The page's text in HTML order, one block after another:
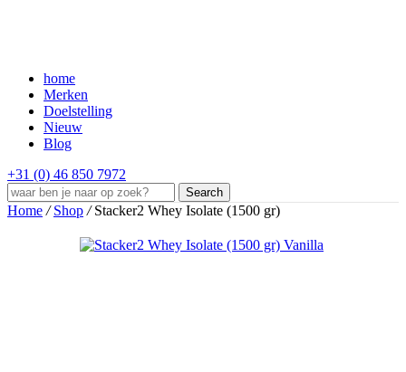
home
Merken
Doelstelling
Nieuw
Blog
+31 (0) 46 850 7972
Search
Home / Shop / Stacker2 Whey Isolate (1500 gr)